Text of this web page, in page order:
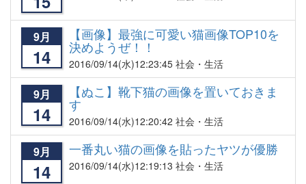
9月
14
【画像】最強に可愛い猫画像TOP10を
決めようぜ！！
2016/09/14(水)12:23:45 社会・生活
9月
14
【ぬこ】靴下猫の画像を置いておきま
す
2016/09/14(水)12:20:42 社会・生活
9月
14
一番丸い猫の画像を貼ったヤツが優勝
2016/09/14(水)12:19:13 社会・生活